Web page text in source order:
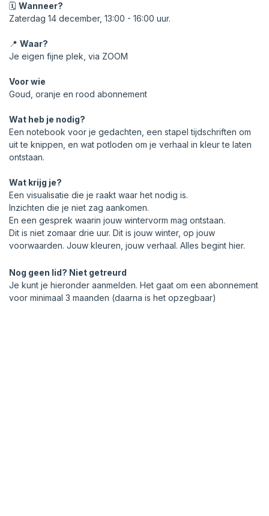
🗓 Wanneer?
Zaterdag 14 december, 13:00 - 16:00 uur.
📍 Waar?
Je eigen fijne plek, via ZOOM
Voor wie
Goud, oranje en rood abonnement
Wat heb je nodig?
Een notebook voor je gedachten, een stapel tijdschriften om
uit te knippen, en wat potloden om je verhaal in kleur te laten
ontstaan.
Wat krijg je?
Een visualisatie die je raakt waar het nodig is.
Inzichten die je niet zag aankomen.
En een gesprek waarin jouw wintervorm mag ontstaan.
Dit is niet zomaar drie uur. Dit is jouw winter, op jouw
voorwaarden. Jouw kleuren, jouw verhaal. Alles begint hier.
Nog geen lid? Niet getreurd
Je kunt je hieronder aanmelden. Het gaat om een abonnement
voor minimaal 3 maanden (daarna is het opzegbaar)